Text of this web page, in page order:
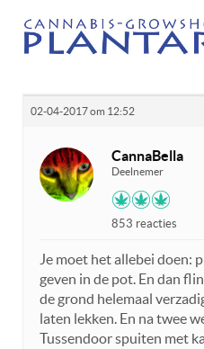
02-04-2017 om 12:52
CannaBella
Deelnemer
853 reacties
Je moet het allebei doen:
geven in de pot. En dan
de grond helemaal
laten lekken. En na twee
Tussendoor spuiten met